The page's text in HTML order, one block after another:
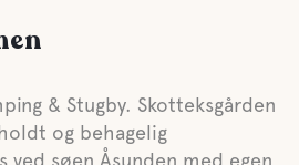
& Stugby. Skotteksgården
og behagelig
ved søen Åsunden med egen